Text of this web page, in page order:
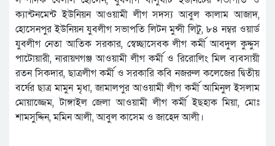
ক্যান্টনমেন্ট ইউনিয়ন আওয়ামী লীগ সদস্য আবুল কালাম আজাদ,
হোসেনপুর ইউনিয়ন যুবলীগ সভাপতি লিটন মুন্সী লিটু, ৮৪ নম্বর ওয়ার্ড
যুবলীগ নেতা আতিক সরকার, স্বেচ্ছাসেবক লীগ কর্মী আবদুল কুদ্দুস
পাটোয়ারী, নারায়ণগঞ্জ আওয়ামী লীগ কর্মী ও রিরোলিং মিল ব্যবসায়ী
রতন সিকদার, ছাত্রলীগ কর্মী ও সরকারি কবি নজরুল কলেজের দ্বিতীয়
বর্ষের ছাত্র মামুন মৃধা, জামালপুর আওয়ামী লীগ কর্মী আমিনুল ইসলাম
মোয়াজ্জেম, টাঙ্গাইল জেলা আওয়ামী লীগ কর্মী ইছহাক মিয়া, মোঃ
শামসুদ্দিন, মমিন আলী, আবুল কাসেম ও জাহেদ আলী।